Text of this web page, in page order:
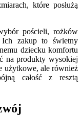
które posłużą
pościeli, rożków
Ich zakup to świetny
dziecku komfortu
na produkty wysokiej
użytkowe, ale również
całość z resztą